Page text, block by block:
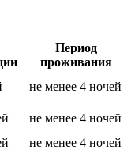
Период
проживания
не менее 4 ночей
не менее 4 ночей
не менее 4 ночей